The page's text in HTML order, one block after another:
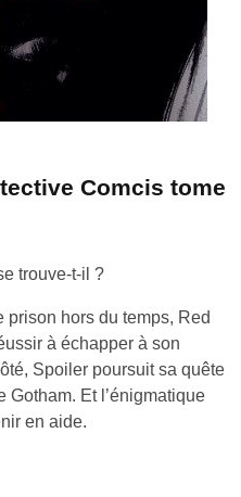
Comcis tome
trouve-t-il ?
prison hors du temps, Red
à échapper à son
Spoiler poursuit sa quête
Gotham. Et l’énigmatique
en aide.